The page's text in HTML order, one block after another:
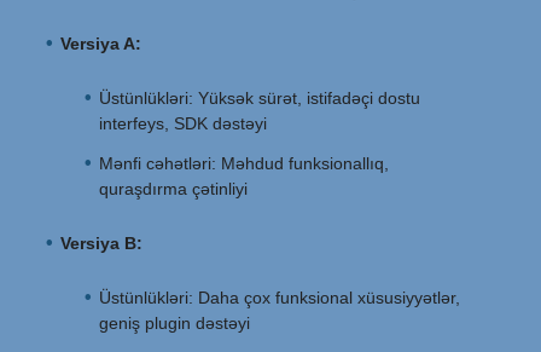
Versiya A:
Üstünlükləri: Yüksək sürət, istifadəçi dostu
interfeys, SDK dəstəyi
Mənfi cəhətləri: Məhdud funksionallıq,
quraşdırma çətinliyi
Versiya B:
Üstünlükləri: Daha çox funksional xüsusiyyətlər,
geniş plugin dəstəyi